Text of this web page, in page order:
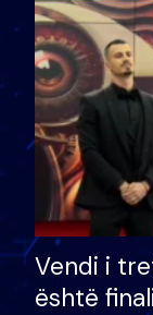
Vendi i
është